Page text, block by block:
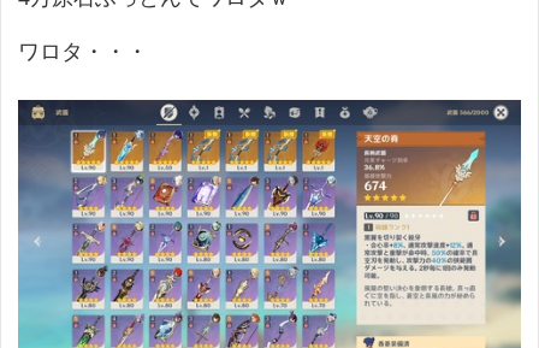
ワロタ・・・